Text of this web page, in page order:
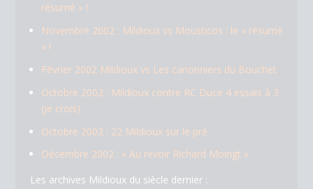
résumé » !
Novembre 2002 : Mildioux vs Mousticos : le « résumé
» !
Février 2002 Mildioux vs Les canonniers du Bouchet
Octobre 2002 : Mildioux contre RC Duce 4 essais à 3
(je crois)
Octobre 2002 : 22 Mildioux sur le pré
Décembre 2002 : « Au revoir Richard Moingt »
Les archives Mildioux du siècle dernier :